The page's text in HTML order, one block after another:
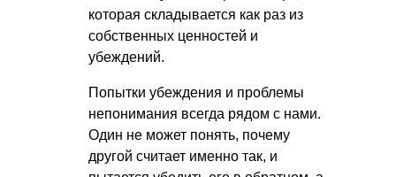
которая складывается как раз из
собственных ценностей и
убеждений.
Попытки убеждения и проблемы
непонимания всегда рядом с нами.
Один не может понять, почему
другой считает именно так, и